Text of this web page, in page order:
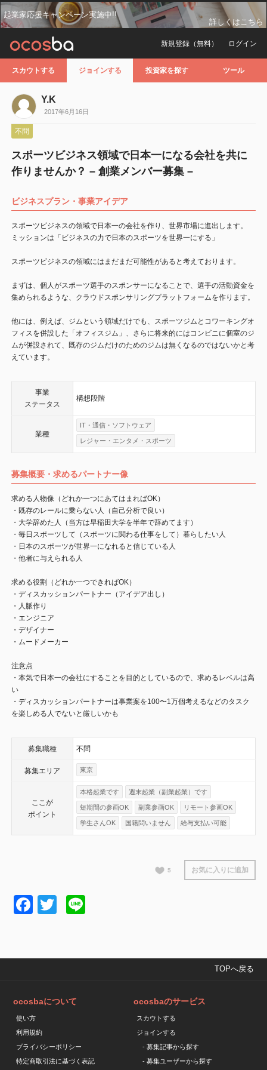
起業家応援キャンペーン実施中!!
詳しくはこちら
ログイン
新規登録（無料）
スカウトする ジョインする 投資家を探す ツール
Y.K
2017年6月16日
不問
スポーツビジネス領域で日本一になる会社を共に
作りませんか？ – 創業メンバー募集 –
ビジネスプラン・事業アイデア
スポーツビジネスの領域で日本一の会社を作り、世界市場に進出します。
ミッションは「ビジネスの力で日本のスポーツを世界一にする」
スポーツビジネスの領域にはまだまだ可能性があると考えております。
まずは、個人がスポーツ選手のスポンサーになることで、選手の活動資金を
集められるような、クラウドスポンサリングプラットフォームを作ります。
他には、例えば、ジムという領域だけでも、スポーツジムとコワーキングオ
フィスを併設した「オフィスジム」、さらに将来的にはコンビニに個室のジ
ムが併設されて、既存のジムだけのためのジムは無くなるのではないかと考
えています。
事業
ステータス
構想段階
業種
IT・通信・ソフトウェア
レジャー・エンタメ・スポーツ
募集概要・求めるパートナー像
求める人物像（どれか一つにあてはまればOK）
・既存のレールに乗らない人（自己分析で良い）
・大学辞めた人（当方は早稲田大学を半年で辞めてます）
・毎日スポーツして（スポーツに関わる仕事をして）暮らしたい人
・日本のスポーツが世界一になれると信じている人
・他者に与えられる人
求める役割（どれか一つできればOK）
・ディスカッションパートナー（アイデア出し）
・人脈作り
・エンジニア
・デザイナー
・ムードメーカー
注意点
・本気で日本一の会社にすることを目的としているので、求めるレベルは高
い
・ディスカッションパートナーは事業案を100〜1万個考えるなどのタスク
を楽しめる人でないと厳しいかも
募集職種 不問
募集エリア 東京
ここが
ポイント
本格起業です 週末起業（副業起業）です
短期間の参画OK 副業参画OK リモート参画OK
学生さんOK 国籍問いません 給与支払い可能
5 お気に入りに追加
Facebook
Twitter
TOPへ戻る
ocosbaについて
使い方
利用規約
プライバシーポリシー
特定商取引法に基づく表記
ocosbaのサービス
スカウトする
ジョインする
- 募集記事から探す
- 募集ユーザーから探す